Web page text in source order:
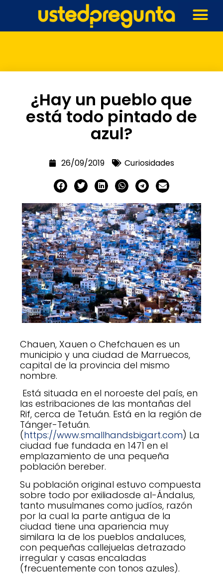
¿Hay un pueblo que
está todo pintado de
azul?
26/09/2019 Curiosidades
Chauen, Xauen o Chefchauen es un
municipio y una ciudad de Marruecos,
capital de la provincia del mismo
nombre.
Está situada en el noroeste del país, en
las estribaciones de las montañas del
Rif, cerca de Tetuán. Está en la región de
Tánger-Tetuán.
(https://www.smallhandsbigart.com) La
ciudad fue fundada en 1471 en el
emplazamiento de una pequeña
población bereber.
Su población original estuvo compuesta
sobre todo por exiliadosde al-Ándalus,
tanto musulmanes como judíos, razón
por la cual la parte antigua de la
ciudad tiene una apariencia muy
similara la de los pueblos andaluces,
con pequeñas callejuelas detrazado
irregular y casas encaladas
(frecuentemente con tonos azules).